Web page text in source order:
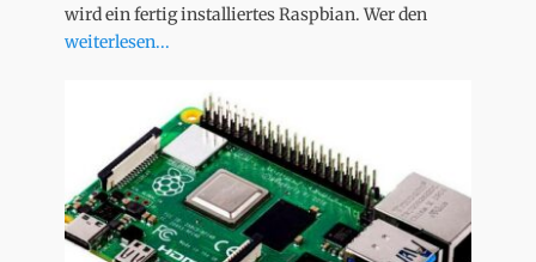
wird ein fertig installiertes Raspbian. Wer den
weiterlesen...